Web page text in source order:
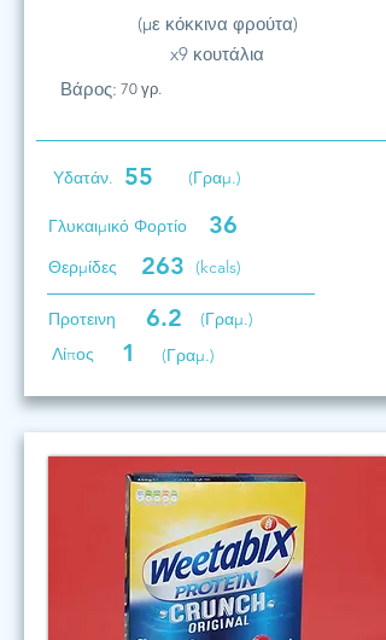
(με κόκκινα φρούτα)
x9 κουτάλια
Βάρος: 70 γρ.
Υδατάν. 55 (Γραμ.)
Γλυκαιμικό Φορτίο 36
Θερμίδες 263 (kcals)
Προτεινη 6.2
(Γραμ.)
Λίπος
1 (Γραμ.)